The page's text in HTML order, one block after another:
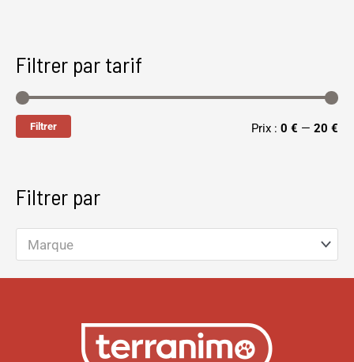
Filtrer par tarif
Filtrer Prix : 0 € — 20 €
Filtrer par
Marque